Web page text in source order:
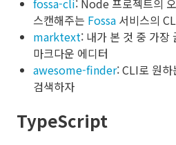
스캔해주는 Fossa 서비스의
marktext: 내가 본 것 중 가장
마크다운 에디터
awesome-finder: CLI로 원
검색하자
TypeScript